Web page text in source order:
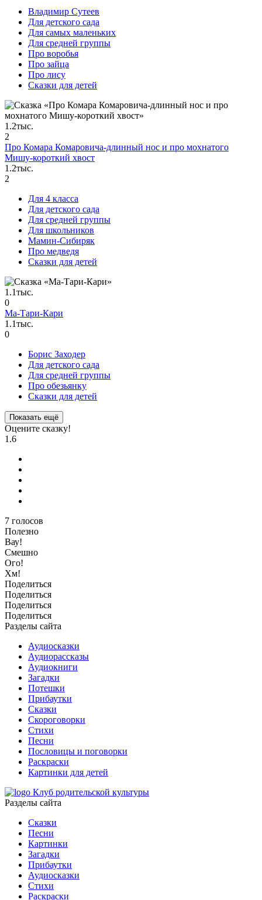
Владимир Сутеев
Для детского сада
Для самых маленьких
Для средней группы
Про воробья
Про зайца
Про лису
Сказки для детей
1.2тыс.
2
Про Комара Комаровича-длинный нос и про мохнатого
Мишу-короткий хвост
1.2тыс.
2
Для 4 класса
Для детского сада
Для средней группы
Для школьников
Мамин-Сибиряк
Про медведя
Сказки для детей
1.1тыс.
0
Ма-Тари-Кари
1.1тыс.
0
Борис Заходер
Для детского сада
Для средней группы
Про обезьянку
Сказки для детей
Показать ещё
Оцените сказку!
1.6
7 голосов
Полезно
Вау!
Смешно
Ого!
Хм!
Поделиться
Поделиться
Поделиться
Поделиться
Разделы сайта
Аудиосказки
Аудиорассказы
Аудиокниги
Загадки
Потешки
Прибаутки
Сказки
Скороговорки
Стихи
Песни
Пословицы и поговорки
Раскраски
Картинки для детей
Клуб родительской культуры
Разделы сайта
Сказки
Песни
Картинки
Загадки
Прибаутки
Аудиосказки
Стихи
Раскраски